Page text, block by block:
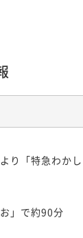
り「特急わか
」で約90分